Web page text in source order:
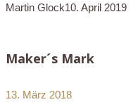
Martin Glock10. April 2019
Maker´s Mark
13. März 2018